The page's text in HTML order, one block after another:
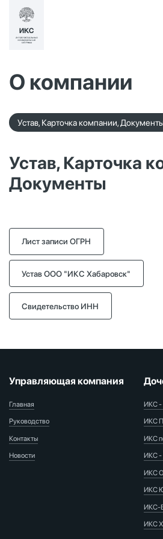
О компании
Устав, Карточка компании,
Устав, Карточка
Документы
Лист записи ОГРН
Устав ООО "ИКС Хабаровск"
Свидетельство ИНН
Управляющая компания
Главная
Руководство
Контакты
Новости
ИКС -
ИКС
ИКС
ИКС -
ИКС
ИКС
ИКС-
ИКС